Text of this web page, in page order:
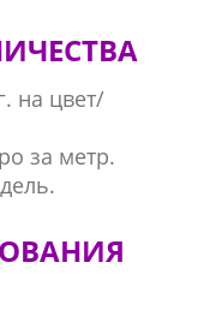
на цвет/
за метр.